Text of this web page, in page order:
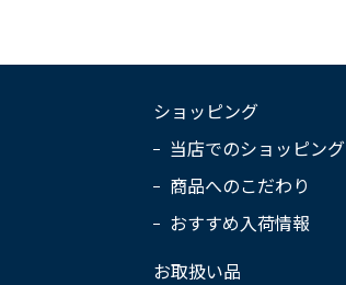
ショッピング
当店でのショッピング
商品へのこだわり
おすすめ入荷情報
お取扱い品